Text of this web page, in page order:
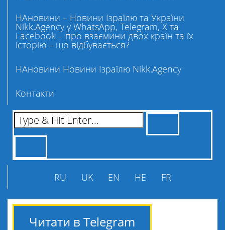
НАновини – Новини Ізраїлю та України
Nikk.Agency у WhatsApp, Telegram, X та
Facebook – про взаємини двох країн та їх
історію – що відбувається?
НАновини Новини Ізраїлю Nikk.Agency
Контакти
RU UK EN HE FR
Читати в Telegram